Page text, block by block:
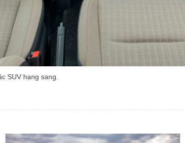
SUV hạng sang.